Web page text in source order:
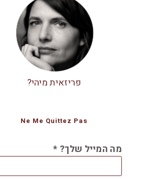
פריזאית מיהי?
Ne Me Quittez Pas
מה המייל שלך? *